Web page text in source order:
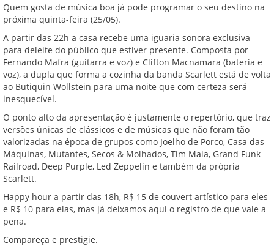
Quem gosta de música boa já pode programar o seu destino na
próxima quinta-feira (25/05).
A partir das 22h a casa recebe uma iguaria sonora exclusiva
para deleite do público que estiver presente. Composta por
Fernando Mafra (guitarra e voz) e Clifton Macnamara (bateria e
voz), a dupla que forma a cozinha da banda Scarlett está de volta
ao Butiquin Wollstein para uma noite que com certeza será
inesquecível.
O ponto alto da apresentação é justamente o repertório, que traz
versões únicas de clássicos e de músicas que não foram tão
valorizadas na época de grupos como Joelho de Porco, Casa das
Máquinas, Mutantes, Secos & Molhados, Tim Maia, Grand Funk
Railroad, Deep Purple, Led Zeppelin e também da própria
Scarlett.
Happy hour a partir das 18h, R$ 15 de couvert artístico para eles
e R$ 10 para elas, mas já deixamos aqui o registro de que vale a
pena.
Compareça e prestigie.